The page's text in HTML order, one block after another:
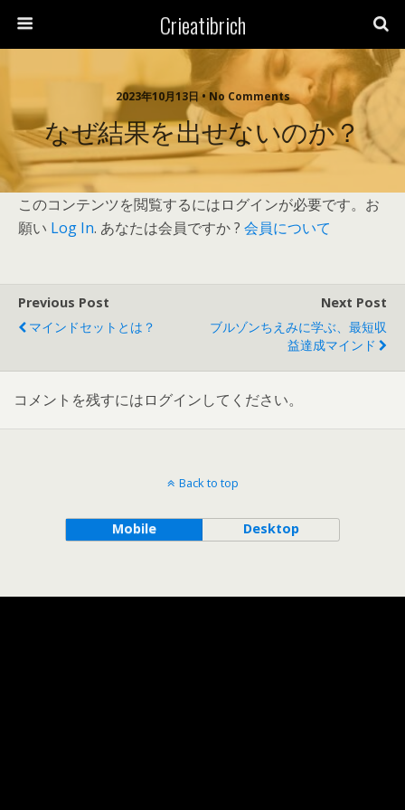
Crieatibrich
2023年10月13日 • No Comments
なぜ結果を出せないのか？
このコンテンツを閲覧するにはログインが必要です。お
願い Log In. あなたは会員ですか ? 会員について
Previous Post
マインドセットとは？
Next Post
ブルゾンちえみに学ぶ、最短収
益達成マインド
コメントを残すにはログインしてください。
Back to top
Mobile Desktop